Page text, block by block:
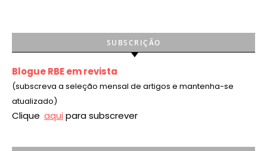
SUBSCRIÇÃO
Blogue RBE em revista
(subscreva a seleção mensal de artigos e mantenha-se
atualizado)
Clique aqui para subscrever